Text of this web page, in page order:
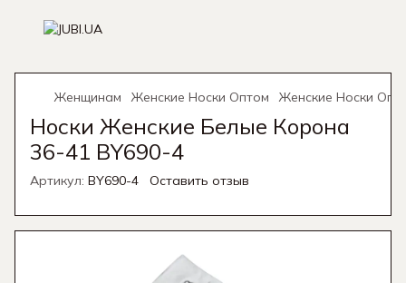
Женщинам Женские Носки Оптом Женские Носки
Носки Женские Белые Корона
36-41 BY690-4
Артикул: BY690-4 Оставить отзыв